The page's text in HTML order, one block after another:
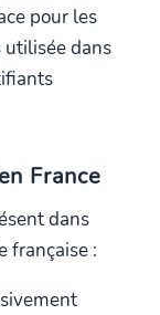
pour les
utilisée dans
France
dans
française :